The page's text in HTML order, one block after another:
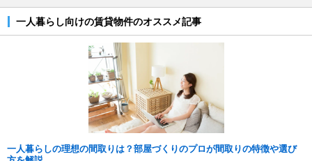
一人暮らし向けの賃貸物件のオススメ記事
一人暮らしの理想の間取りは？部屋づくりのプロが間取りの特徴や選び